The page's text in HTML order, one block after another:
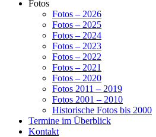
Fotos
Fotos – 2026
Fotos – 2025
Fotos – 2024
Fotos – 2023
Fotos – 2022
Fotos – 2021
Fotos – 2020
Fotos 2011 – 2019
Fotos 2001 – 2010
Historische Fotos bis 2000
Termine im Überblick
Kontakt